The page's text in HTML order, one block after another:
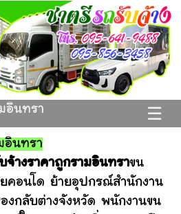
☰
อินทรา
อินทรา
จ้างราคาถูกรามอินทราขน
คอนโด ย้ายอุปกรณ์สำนักงาน
งกลับต่างจังหวัด พนักงานขน